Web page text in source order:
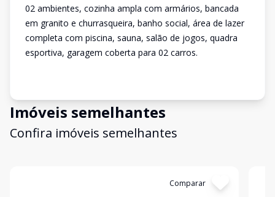
02 ambientes, cozinha ampla com armários, bancada
em granito e churrasqueira, banho social, área de lazer
completa com piscina, sauna, salão de jogos, quadra
esportiva, garagem coberta para 02 carros.
Imóveis semelhantes
Confira imóveis semelhantes
Comparar